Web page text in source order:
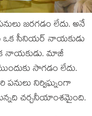
జరగడం లేదు. అనే
ఒక సీనియర్ నాయకుడు
నాయకుడు. మాజీ
సాగడం లేదు.
నిర్విఘ్నంగా
చర్చనీయాంశమైంది.